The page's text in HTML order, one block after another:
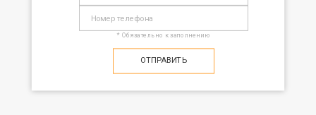
* Обязательно к заполнению
ОТПРАВИТЬ